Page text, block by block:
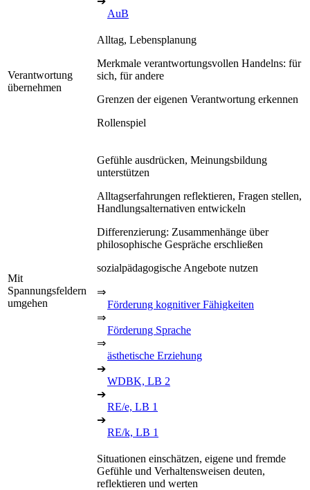
AuB
Verantwortung
übernehmen
Alltag, Lebensplanung
Merkmale verantwortungsvollen Handelns: für
sich, für andere
Grenzen der eigenen Verantwortung erkennen
Rollenspiel
Mit
Spannungsfeldern
umgehen
Gefühle ausdrücken, Meinungsbildung
unterstützen
Alltagserfahrungen reflektieren, Fragen stellen,
Handlungsalternativen entwickeln
Differenzierung: Zusammenhänge über
philosophische Gespräche erschließen
sozialpädagogische Angebote nutzen
⇒
Förderung kognitiver Fähigkeiten
⇒
Förderung Sprache
⇒
ästhetische Erziehung
➔
WDBK, LB 2
➔
RE/e, LB 1
➔
RE/k, LB 1
Situationen einschätzen, eigene und fremde
Gefühle und Verhaltensweisen deuten,
reflektieren und werten